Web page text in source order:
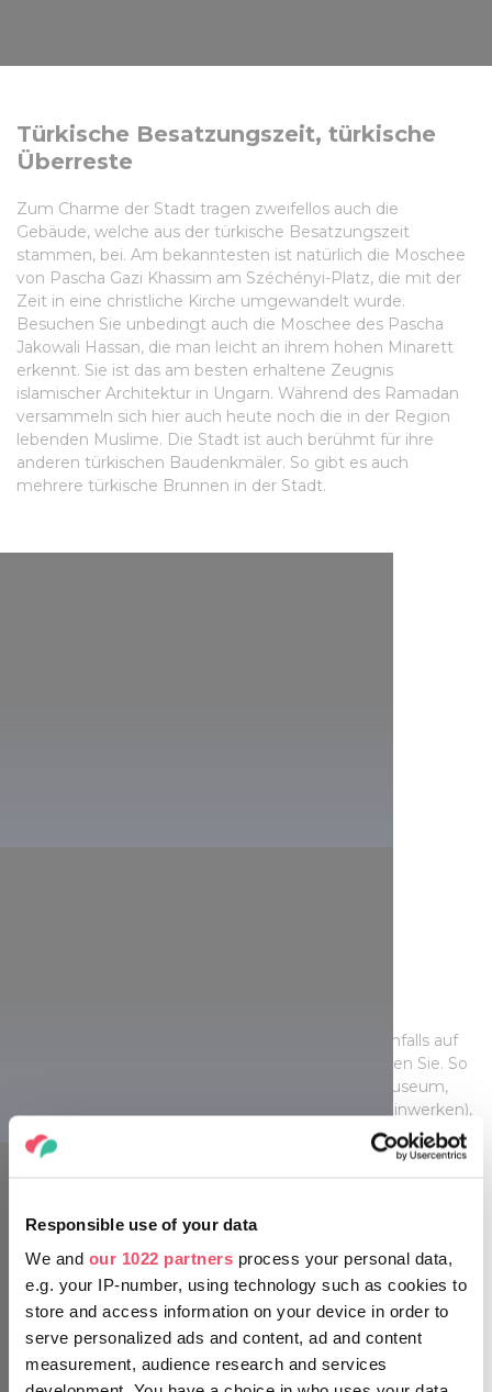
Responsible use of your data
We and our 1022 partners process your personal data,
e.g. your IP-number, using technology such as cookies to
store and access information on your device in order to
serve personalized ads and content, ad and content
measurement, audience research and services
Türkische Besatzungszeit, türkische
Überreste
Zum Charme der Stadt tragen zweifellos auch die
Gebäude, welche aus der türkische Besatzungszeit
stammen, bei. Am bekanntesten ist natürlich die Moschee
von Pascha Gazi Khassim am Széchényi-Platz, die mit der
Zeit in eine christliche Kirche umgewandelt wurde.
Besuchen Sie unbedingt auch die Moschee des Pascha
Jakowali Hassan, die man leicht an ihrem hohen Minarett
erkennt. Sie ist das am besten erhaltene Zeugnis
islamischer Architektur in Ungarn. Während des Ramadan
versammeln sich hier auch heute noch die in der Region
lebenden Muslime. Die Stadt ist auch berühmt für ihre
anderen türkischen Baudenkmäler. So gibt es auch
mehrere türkische Brunnen in der Stadt.
Bewunderer der bildenden Künste kommen ebenfalls auf
ihre Kosten: Mehrere aufregende Museen erwarten Sie. So
befinden sich unter anderem das Amerigo Tot Museum,
das Renaissance-Lapidarium (Sammlung von Steinwerken),
das Zsolnay Museum, das Victor Vasarely Museum und die
Moderne Ungarische Galerie in der Káptalan Straße, die von